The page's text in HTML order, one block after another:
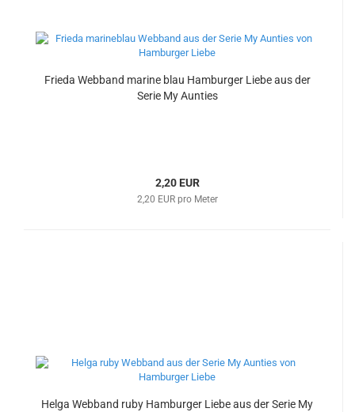
Frieda Webband marine blau Hamburger Liebe aus der
Serie My Aunties
2,20 EUR
2,20 EUR pro Meter
Helga Webband ruby Hamburger Liebe aus der Serie My